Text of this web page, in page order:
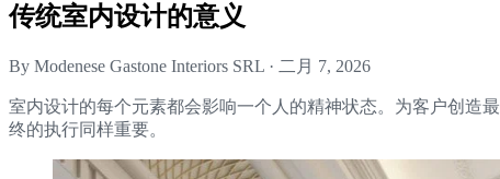
传统室内设计的意义
By Modenese Gastone Interiors SRL · 二月 7, 2026
室内设计的每个元素都会影响一个人的精神状态。为客户创造
终的执行同样重要。